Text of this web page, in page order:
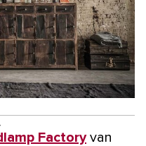
Factoryvan